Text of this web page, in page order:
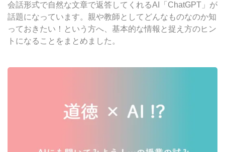
会話形式で自然な文章で返答してくれるAI「ChatGPT」が
話題になっています。親や教師としてどんなものなのか知
っておきたい！という方へ、基本的な情報と捉え方のヒン
トになることをまとめました。